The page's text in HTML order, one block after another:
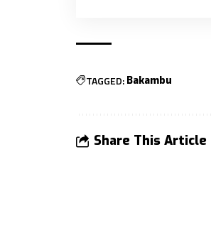
TAGGED: Bakambu
Share This Article